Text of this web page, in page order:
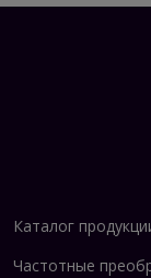
Каталог
Частотные